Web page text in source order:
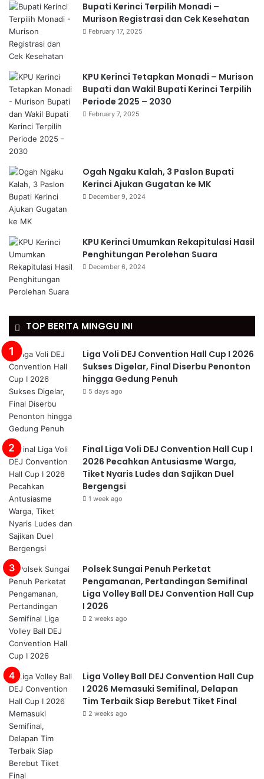
Bupati Kerinci Terpilih Monadi –
Murison Registrasi dan Cek Kesehatan
February 17, 2025
KPU Kerinci Tetapkan Monadi – Murison
Bupati dan Wakil Bupati Kerinci Terpilih
Periode 2025 – 2030
February 7, 2025
Ogah Ngaku Kalah, 3 Paslon Bupati
Kerinci Ajukan Gugatan ke MK
December 9, 2024
KPU Kerinci Umumkan Rekapitulasi Hasil
Penghitungan Perolehan Suara
December 6, 2024
TOP BERITA MINGGU INI
Liga Voli DEJ Convention Hall Cup I 2026
Sukses Digelar, Final Diserbu Penonton
hingga Gedung Penuh
5 days ago
Final Liga Voli DEJ Convention Hall Cup I
2026 Pecahkan Antusiasme Warga,
Tiket Nyaris Ludes dan Sajikan Duel
Bergengsi
1 week ago
Polsek Sungai Penuh Perketat
Pengamanan, Pertandingan Semifinal
Liga Volley Ball DEJ Convention Hall Cup
I 2026
2 weeks ago
Liga Volley Ball DEJ Convention Hall Cup
I 2026 Memasuki Semifinal, Delapan
Tim Terbaik Siap Berebut Tiket Final
2 weeks ago